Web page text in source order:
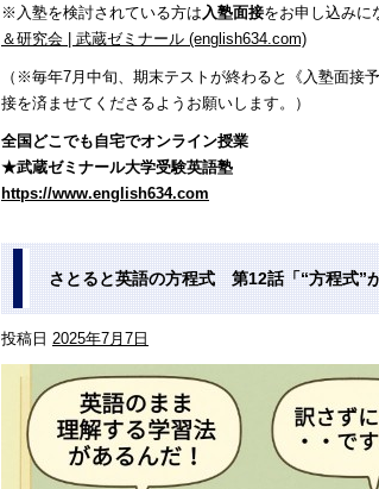
※入塾を検討されている方は入塾面接をお申し込みに
＆研究会 | 武蔵ゼミナール (english634.com)
（※毎年7月中旬、期末テストが終わると《入塾面接
接を済ませてくださるようお願いします。）
全国どこでも自宅でオンライン授業
★武蔵ゼミナール大学受験英語塾
https://www.english634.com
さとると英語の方程式 第12話「“方程式”
投稿日 2025年7月7日